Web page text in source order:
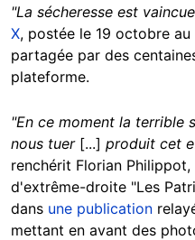
"La sécheresse est
X, postée le 19 octobre
partagée par des
plateforme.
"En ce moment la terrible
nous tuer[...] produit cet
renchérit Florian
d'extrême-droite "Les
dans une publication
mettant en avant des